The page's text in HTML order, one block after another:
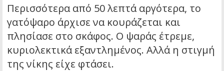
Περισσότερα από 50 λεπτά αργότερα, το
γατόψαρο άρχισε να κουράζεται και
πλησίασε στο σκάφος. Ο ψαράς έτρεμε,
κυριολεκτικά εξαντλημένος. Αλλά η στιγμή
της νίκης είχε φτάσει.